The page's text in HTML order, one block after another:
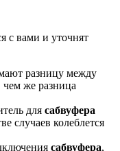
с вами и уточнят
разницу между
же разница
для сабвуфера
случаев колеблется
сабвуфера,